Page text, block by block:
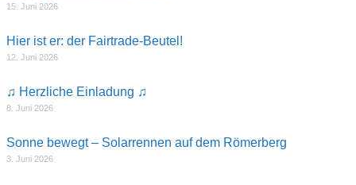
15. Juni 2026
Hier ist er: der Fairtrade-Beutel!
12. Juni 2026
♫ Herzliche Einladung ♫
8. Juni 2026
Sonne bewegt – Solarrennen auf dem Römerberg
3. Juni 2026